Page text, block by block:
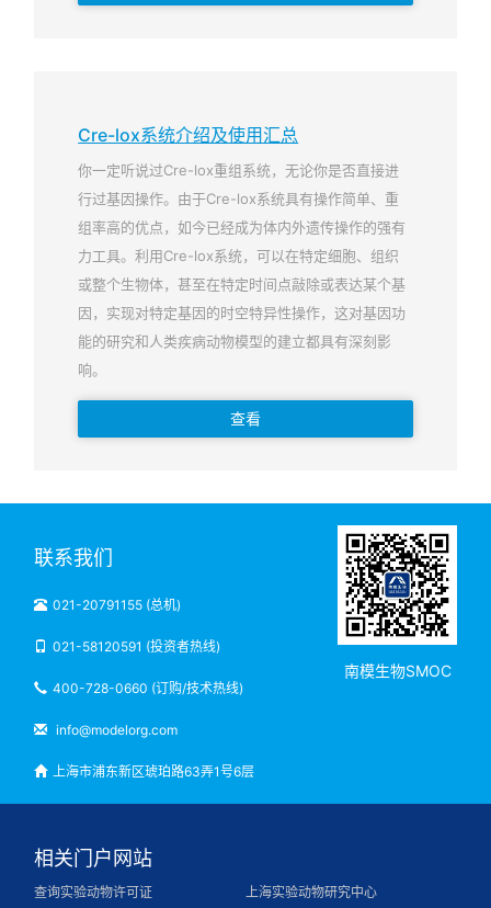
Cre-lox系统介绍及使用汇总
你一定听说过Cre-lox重组系统，无论你是否直接进
行过基因操作。由于Cre-lox系统具有操作简单、重
组率高的优点，如今已经成为体内外遗传操作的强有
力工具。利用Cre-lox系统，可以在特定细胞、组织
或整个生物体，甚至在特定时间点敲除或表达某个基
因，实现对特定基因的时空特异性操作，这对基因功
能的研究和人类疾病动物模型的建立都具有深刻影
响。
查看
联系我们
021-20791155 (总机)
021-58120591 (投资者热线)
400-728-0660 (订购/技术热线)
info@modelorg.com
上海市浦东新区琥珀路63弄1号6层
南模生物SMOC
相关门户网站
查询实验动物许可证
上海实验动物研究中心